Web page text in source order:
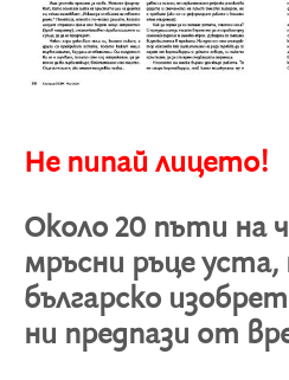
Не пипай лицето!
Около 20 пъти на
мръсни ръце уста,
българско
ни предпази от